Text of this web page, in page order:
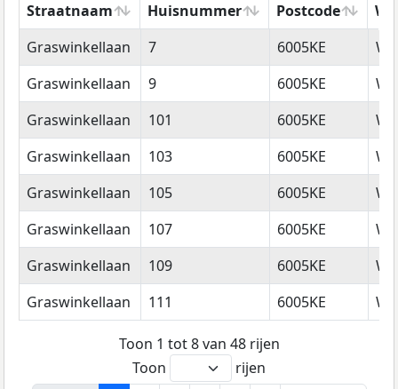
Straatnaam Huisnummer Postcode
Straatnaam
Huisnummer Postcode
Graswinkellaan 7 6005KE
Graswinkellaan
9 6005KE
Graswinkellaan
101 6005KE
Graswinkellaan
103 6005KE
Graswinkellaan
105 6005KE
Graswinkellaan
107 6005KE
Graswinkellaan
109 6005KE
Graswinkellaan
111 6005KE
Toon 1 tot 8 van 48 rijen
Toon
rijen